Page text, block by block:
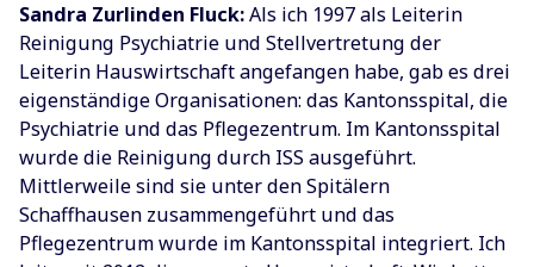
Sandra Zurlinden Fluck:Als ich 1997 als Leiterin
Reinigung Psychiatrie und Stellvertretung der
Leiterin Hauswirtschaft angefangen habe, gab es drei
eigenständige Organisationen: das Kantonsspital, die
Psychiatrie und das Pflegezentrum. Im Kantonsspital
wurde die Reinigung durch ISS ausgeführt.
Mittlerweile sind sie unter den Spitälern
Schaffhausen zusammengeführt und das
Pflegezentrum wurde im Kantonsspital integriert. Ich